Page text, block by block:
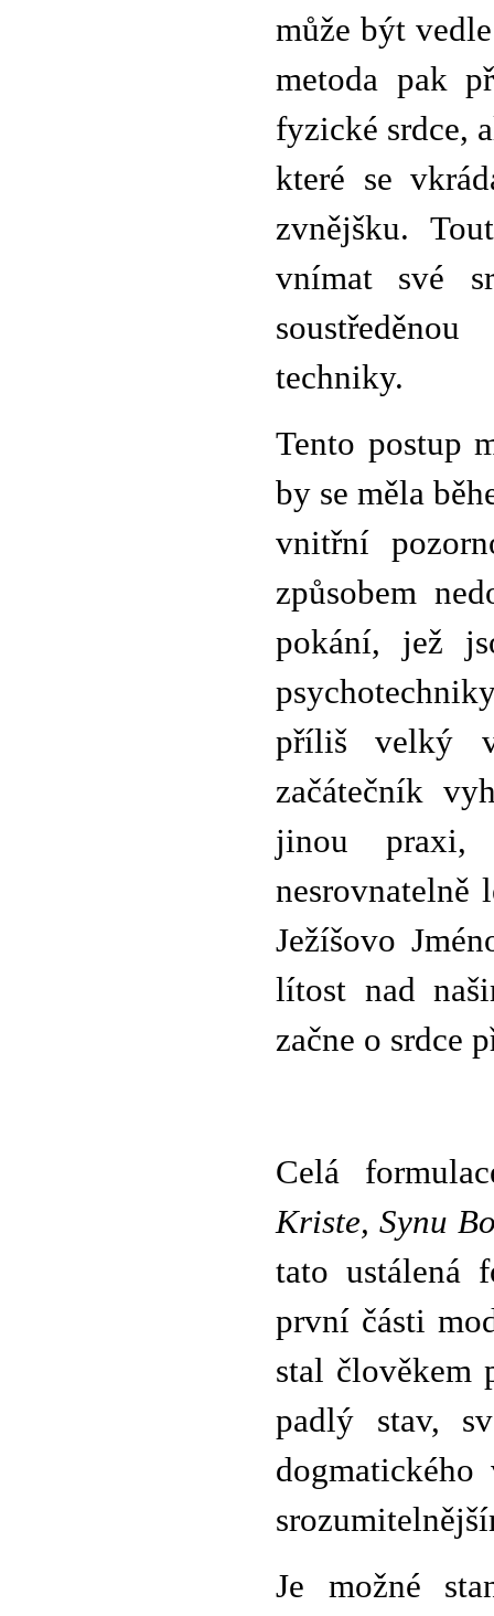
může být
metoda pak
fyzické srdce,
které se
zvnějšku.
vnímat své
techniky.
Tento postup
by se měla
vnitřní
způsobem
pokání, jež
příliš velký
začátečník
jinou praxi,
nesrovnatelně
Ježíšovo
lítost nad
začne o srdce
Celá
Kriste, Synu
tato ustálená
první části
stal člověkem
padlý stav,
Je možné